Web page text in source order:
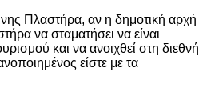
Πλαστήρα, αν η δημοτική αρχή
να σταματήσει να είναι
και να ανοιχθεί στη διεθνή
είστε με τα